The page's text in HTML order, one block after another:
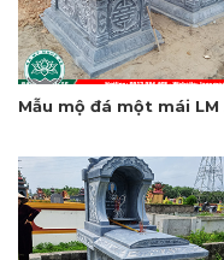
Mẫu mộ đá một mái LM